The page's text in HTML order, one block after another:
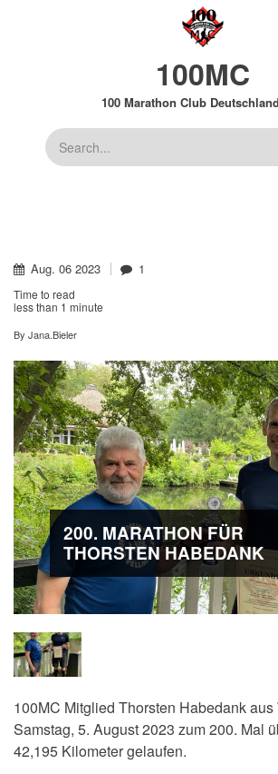
100MC
100 Marathon Club
Suche
Aug. 06 2023 1
Time to read
less than 1 minute
By Jana.Bieler
200. MARATHON FÜR
THORSTEN HABEDANK
100MC Mitglied Thorsten Habedank aus
Samstag, 5. August 2023 zum 200. Mal
42,195 Kilometer gelaufen.